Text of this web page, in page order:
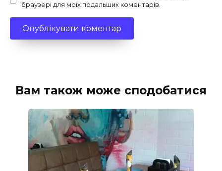
браузері для моїх подальших коментарів.
Вам також може сподобатися